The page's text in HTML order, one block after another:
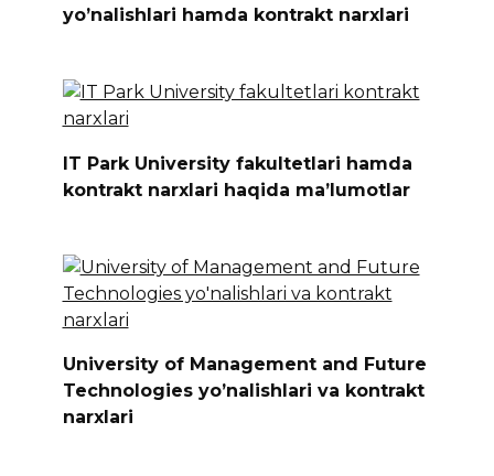
yo’nalishlari hamda kontrakt narxlari
IT Park University fakultetlari hamda
kontrakt narxlari haqida ma’lumotlar
University of Management and Future
Technologies yo’nalishlari va kontrakt
narxlari